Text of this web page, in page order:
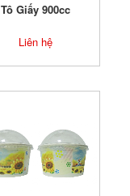
Tô Giấy 900cc
Liên hệ